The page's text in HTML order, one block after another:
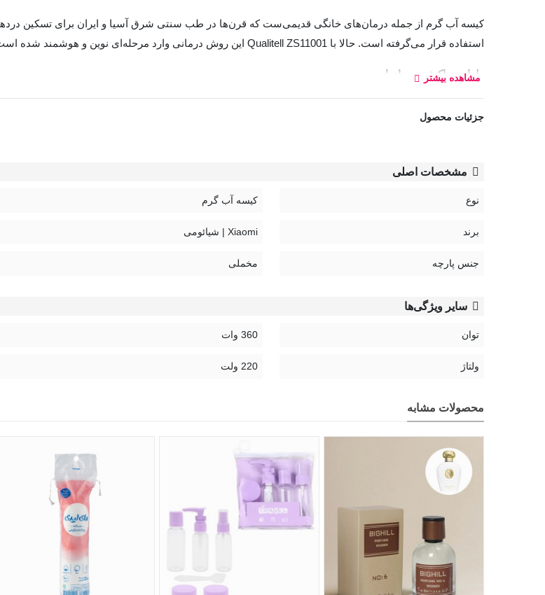
کیسه آب گرم از جمله درمان‌های خانگی قدیمی‌ست که قرن‌ها در طب سنتی شرق آسیا و ایران برای تسکین
استفاده قرار می‌گرفته است. حالا با Qualitell ZS11001 این روش درمانی وارد مرحله‌ای نوین و هوشمند شده است.
طراحی باکیفیت و بادوام
می‌کند که حس خوبی به بدن منتقل میکند.
می‌شود.
لوله گرمایشی U شکل:
سنسور هوشمند دما:قطع خودکار برق هنگام افزایش بیش‌ازحد دما
عایق مقاوم در برابر شعله: برای جلوگیری از نشت و افزایش ایمنی
مشاهده بیشتر
جزئیات محصول
مشخصات اصلی
نوع کیسه آب گرم
برند Xiaomi | شیائومی
جنس پارچه مخملی
سایر ویژگی‌ها
توان 360 وات
ولتاژ 220 ولت
محصولات مشابه